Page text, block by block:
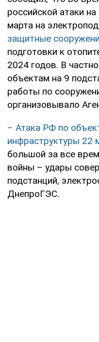
российской атаки
марта на
защитные
подготовки к
2024 годов. В
объектам на 9
работы по
организовывало
– Атака РФ по
инфраструктуры 22
большой за все
войны – удары
подстанций,
ДнепроГЭС.